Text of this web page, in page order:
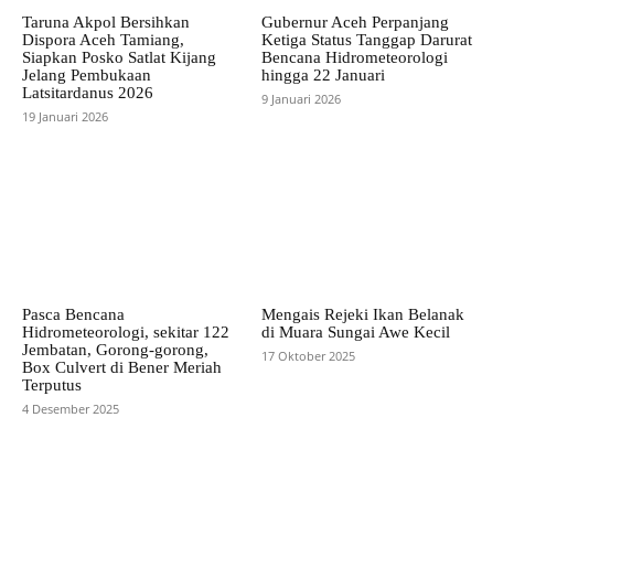
Taruna Akpol Bersihkan
Dispora Aceh Tamiang,
Siapkan Posko Satlat Kijang
Jelang Pembukaan
Latsitardanus 2026
19 Januari 2026
Gubernur Aceh Perpanjang
Ketiga Status Tanggap Darurat
Bencana Hidrometeorologi
hingga 22 Januari
9 Januari 2026
Pasca Bencana
Hidrometeorologi, sekitar 122
Jembatan, Gorong-gorong,
Box Culvert di Bener Meriah
Terputus
4 Desember 2025
Mengais Rejeki Ikan Belanak
di Muara Sungai Awe Kecil
17 Oktober 2025